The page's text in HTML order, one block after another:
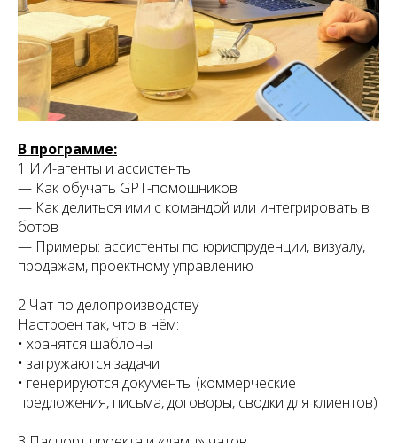
В программе:
1 ИИ-агенты и ассистенты
— Как обучать GPT-помощников
— Как делиться ими с командой или интегрировать в
ботов
— Примеры: ассистенты по юриспруденции, визуалу,
продажам, проектному управлению
2 Чат по делопроизводству
Настроен так, что в нём:
• хранятся шаблоны
• загружаются задачи
• генерируются документы (коммерческие
предложения, письма, договоры, сводки для клиентов)